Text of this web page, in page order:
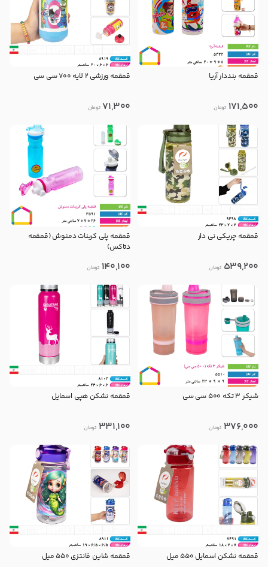
قمقمه بنددار آریا
171,500 تومان
قمقمه ورزشی ۲ لایه ۷۰۰ سی سی
71,300 تومان
قمقمه چریکی نی دار
539,200 تومان
قمقمه پلی کربنات دمنوش (قمقمه
دتاکس)
140,100 تومان
شیکر ۳ تکه ۵۰۰ سی سی
376,000 تومان
قمقمه نشکن هپی اسمایل
331,100 تومان
قمقمه نشکن اسمایل ۵۵۰ میل قمقمه شاین فانتزی ۵۵۰ میل